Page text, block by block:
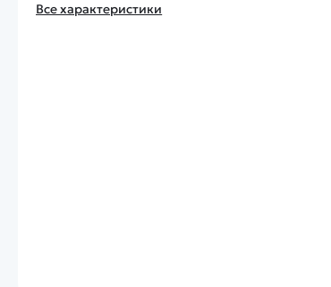
Все характеристики